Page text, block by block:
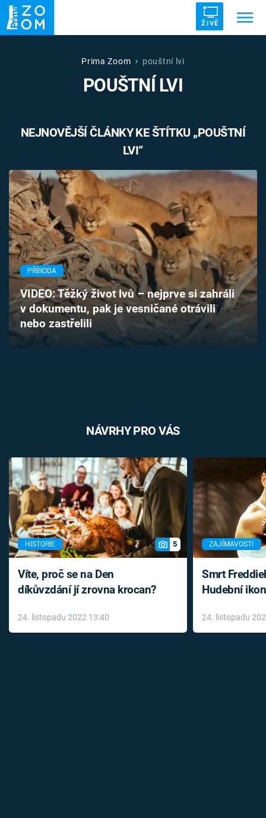
ŽIVĚ
DRUHÁ SVĚTOVÁ VÁLKA
VETŘELCI DÁVNOVĚKU
Témata
Pořady
TV Program
Časopis
Sledujte prima+
Prima Zoom pouštní lvi
POUŠTNÍ LVI
NEJNOVĚJŠÍ ČLÁNKY KE ŠTÍTKU „POUŠTNÍ
LVI“
PŘÍRODA
VIDEO: Těžký život lvů – nejprve si zahráli
v dokumentu, pak je vesničané otrávili
nebo zastřelili
NÁVRHY PRO VÁS
HISTORIE 5
Víte, proč se na Den
díkůvzdání jí zrovna krocan?
24. listopadu 2022 13:40
ZAJÍMAVOSTI
Smrt
Hudební
léky
24. listopadu